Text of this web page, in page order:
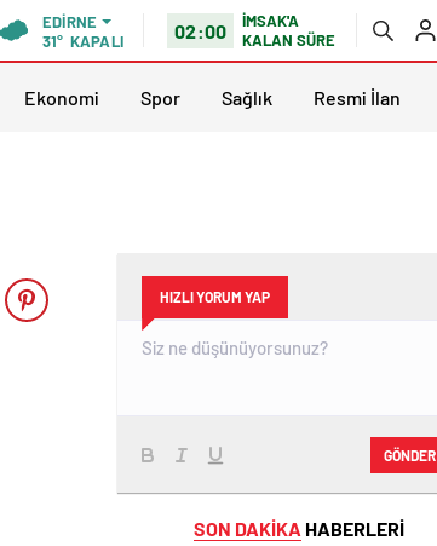
EDIRNE
31° KAPALI 02:00
İMSAK'A
KALAN SÜRE
Ekonomi Spor Sağlık Resmi İlan
HIZLI YORUM YAP
GÖNDER
SON DAKİKA HABERLERİ